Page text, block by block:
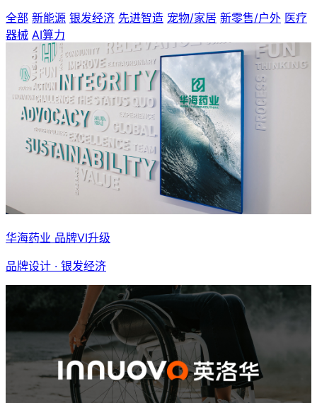
全部 新能源 银发经济 先进智造 宠物/家居 新零售/户外 医疗
器械 AI算力
华海药业 品牌VI升级
品牌设计 · 银发经济